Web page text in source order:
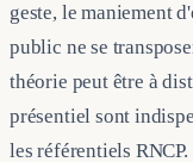
geste, le maniement
public ne se
théorie peut être à
présentiel sont
les référentiels RNCP.